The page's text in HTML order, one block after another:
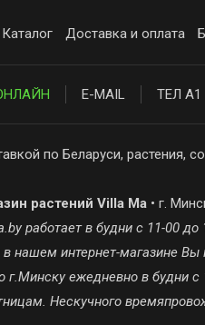
Каталог Доставка и оплата
E-MAIL ТЕЛ А1
по Беларуси, растения,
растений Villa Ma • г.
работает в будни с 11-00 до
нашем интернет-магазине
ежедневно в будни
Нескучного